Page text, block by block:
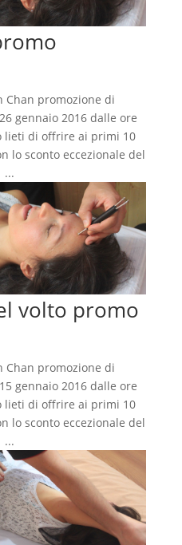
Chan promozione di
gennaio 2016 dalle ore
lieti di offrire ai primi 10
lo sconto eccezionale del
...
volto promo
Chan promozione di
gennaio 2016 dalle ore
lieti di offrire ai primi 10
lo sconto eccezionale del
...